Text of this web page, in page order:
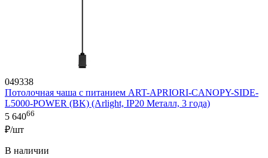
049338
Потолочная чаша с питанием ART-APRIORI-CANOPY-SIDE-
L5000-POWER (BK) (Arlight, IP20 Металл, 3 года)
5 64066
₽/шт
В наличии